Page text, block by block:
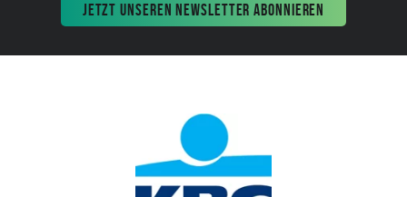
JETZT UNSEREN NEWSLETTER ABONNIEREN